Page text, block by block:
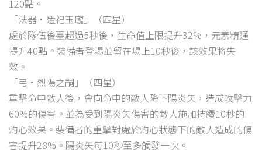
120點。
「法器·遺祀玉瓏」（四星）
處於隊伍後臺超過5秒後，生命值上限提升32%，元素精通
提升40點。裝備者登場並留在場上10秒後，該效果將失
效。
「弓·烈陽之嗣」（四星）
重擊命中敵人後，會向命中的敵人降下陽炎矢，造成攻擊力
60%的傷害。並為受到陽炎矢傷害的敵人施加持續10秒的
灼心效果。裝備者的重擊對處於灼心狀態下的敵人造成的傷
害提升28%。陽炎矢每10秒至多觸發一次。